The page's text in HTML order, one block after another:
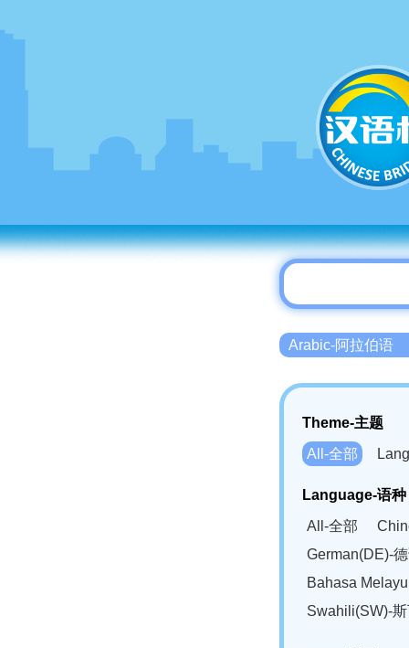
Arabic-阿拉伯语
Theme-主题
All-全部
Language-语种
All-全部
German(DE)-
Bahasa
Swahili(SW)-